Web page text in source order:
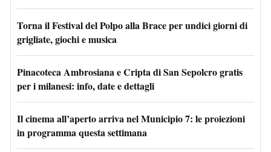
Torna il Festival del Polpo alla Brace per undici giorni di
grigliate, giochi e musica
Pinacoteca Ambrosiana e Cripta di San Sepolcro gratis
per i milanesi: info, date e dettagli
Il cinema all’aperto arriva nel Municipio 7: le proiezioni
in programma questa settimana